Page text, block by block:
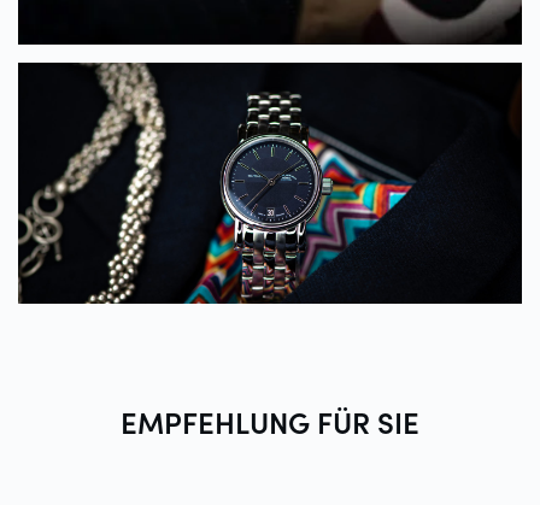
EMPFEHLUNG FÜR SIE